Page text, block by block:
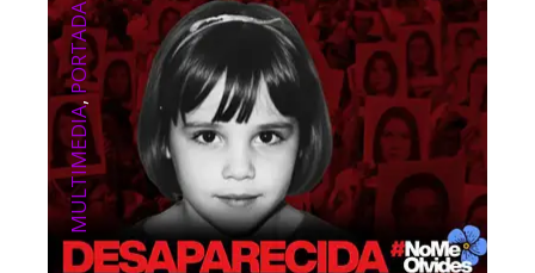
MULTIMEDIA
,
PORTADA